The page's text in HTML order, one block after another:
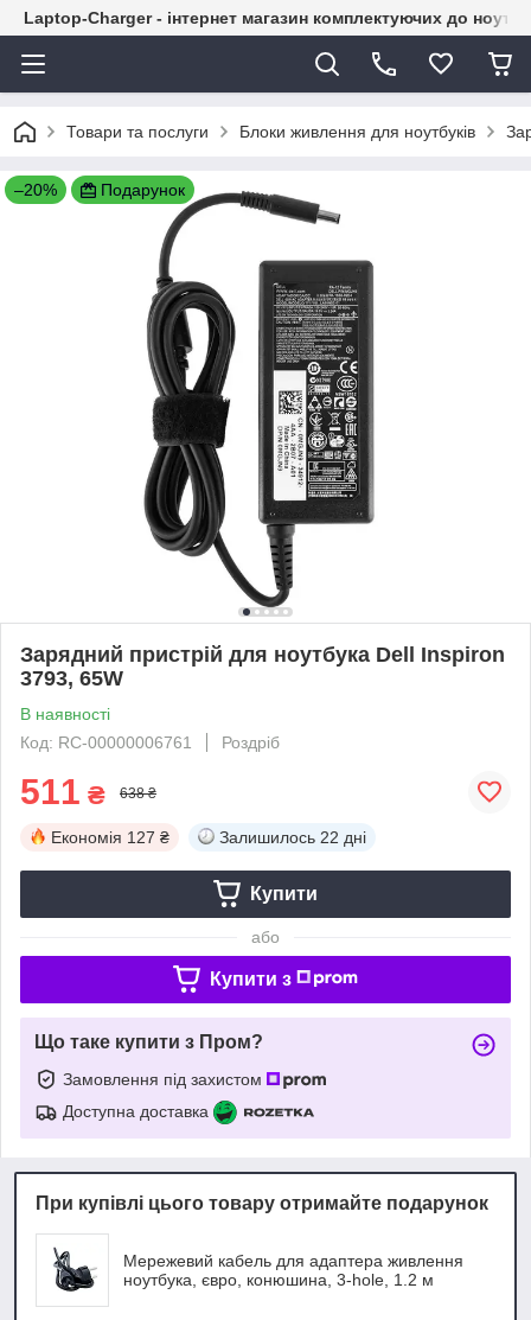
Laptop-Charger - інтернет магазин комплектуючих до
Товари та послуги Блоки живлення для ноутбуків
–20% Подарунок
Зарядний пристрій для ноутбука Dell Inspiron
3793, 65W
В наявності
Код: RC-00000006761
Роздріб
511 ₴ 638 ₴
Економія 127 ₴ Залишилось 22 дні
Купити
або
Купити з
Що таке купити з Пром?
Замовлення під захистом
Доступна доставка
При купівлі цього товару отримайте подарунок
Мережевий кабель для адаптера живлення
ноутбука, євро, конюшина, 3-hole, 1.2 м